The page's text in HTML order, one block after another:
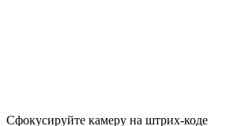
Сфокусируйте камеру на штрих-коде